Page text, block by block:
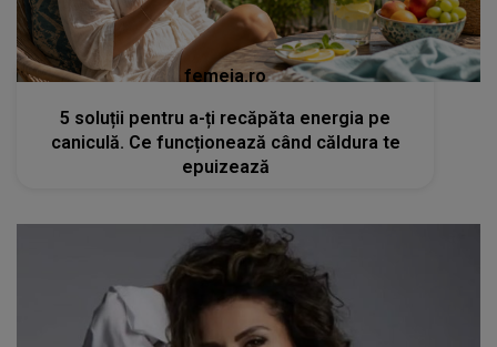
femeia.ro
5 soluții pentru a-ți recăpăta energia pe
caniculă. Ce funcționează când căldura te
epuizează